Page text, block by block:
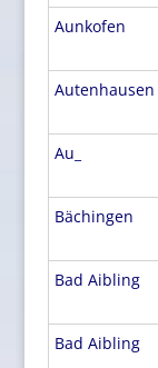
Aunkofen
Autenhausen
Au_
Bächingen
Bad Aibling
Bad Aibling